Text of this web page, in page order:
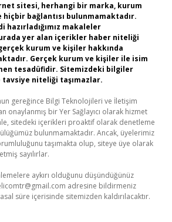
sitesi, herhangi bir marka, kurum
hiçbir bağlantısı bulunmamaktadır.
hazırladığımız makaleler
yer alan içerikler haber niteliği
kurum ve kişiler hakkında
Gerçek kurum ve kişiler ile isim
tesadüfidir. Sitemizdeki bilgiler
niteliği taşımazlar.
gereğince Bilgi Teknolojileri ve İletişim
onaylanmış bir Yer Sağlayıcı olarak hizmet
sitedeki içerikleri proaktif olarak denetleme
bulunmamaktadır. Ancak, üyelerimiz
taşımakta olup, siteye üye olarak
sayılırlar.
aykırı olduğunu düşündüğünüz
adresine bildirmeniz
süre içerisinde sitemizden kaldırılacaktır.